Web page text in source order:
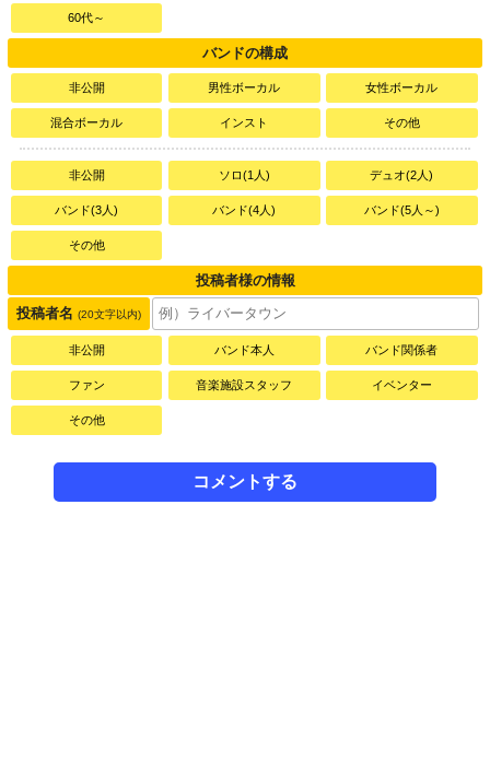
60代～
バンドの構成
非公開 男性ボーカル 女性ボーカル
混合ボーカル インスト その他
非公開 ソロ(1人) デュオ(2人)
バンド(3人) バンド(4人) バンド(5人～)
その他
投稿者様の情報
投稿者名 (20文字以内)
非公開 バンド本人 バンド関係者
ファン 音楽施設スタッフ イベンター
その他
コメントする